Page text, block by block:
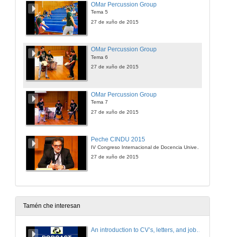
OMar Percussion Group
Tema 5
27 de xuño de 2015
OMar Percussion Group
Tema 6
27 de xuño de 2015
OMar Percussion Group
Tema 7
27 de xuño de 2015
Peche CINDU 2015
27 de xuño de 2015
Tamén che interesan
An introduction to CV’s, letters, and job searching